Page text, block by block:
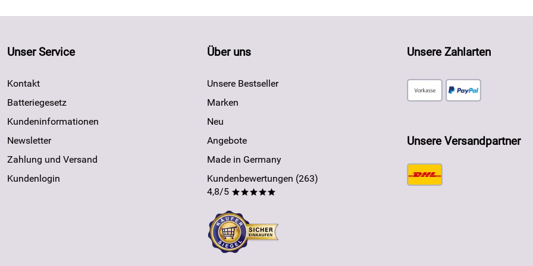
Unser Service
Kontakt
Batteriegesetz
Kundeninformationen
Newsletter
Zahlung und Versand
Kundenlogin
Über uns
Unsere Bestseller
Marken
Neu
Angebote
Made in Germany
Kundenbewertungen (263)
4,8/5 *****
Unsere Zahlarten
Unsere Versandpartner